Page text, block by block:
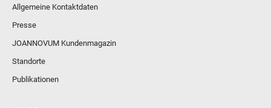
Allgemeine Kontaktdaten
Presse
JOANNOVUM Kundenmagazin
Standorte
Publikationen